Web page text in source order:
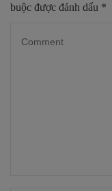
buộc được đánh dấu *